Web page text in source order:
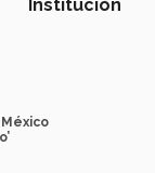
Institución